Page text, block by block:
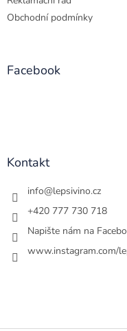
Obchodní podmínky
Facebook
Kontakt
info@lepsivino.cz
+420 777 730 718
Napište nám na
www.instagram.com/